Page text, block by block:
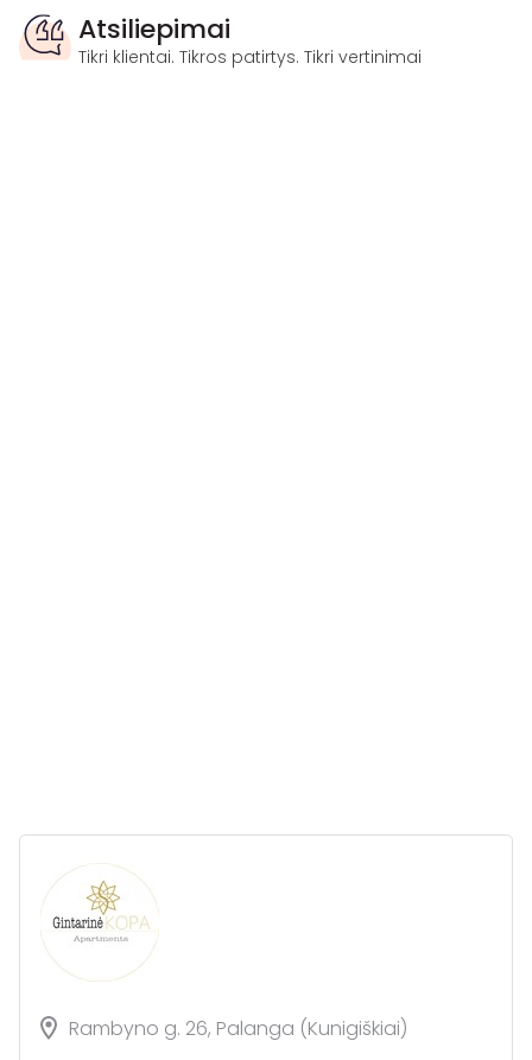
Atsiliepimai
Tikri klientai. Tikros patirtys. Tikri vertinimai
Rambyno g. 26, Palanga (Kunigiškiai)